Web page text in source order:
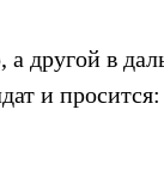
другой в
и просится: